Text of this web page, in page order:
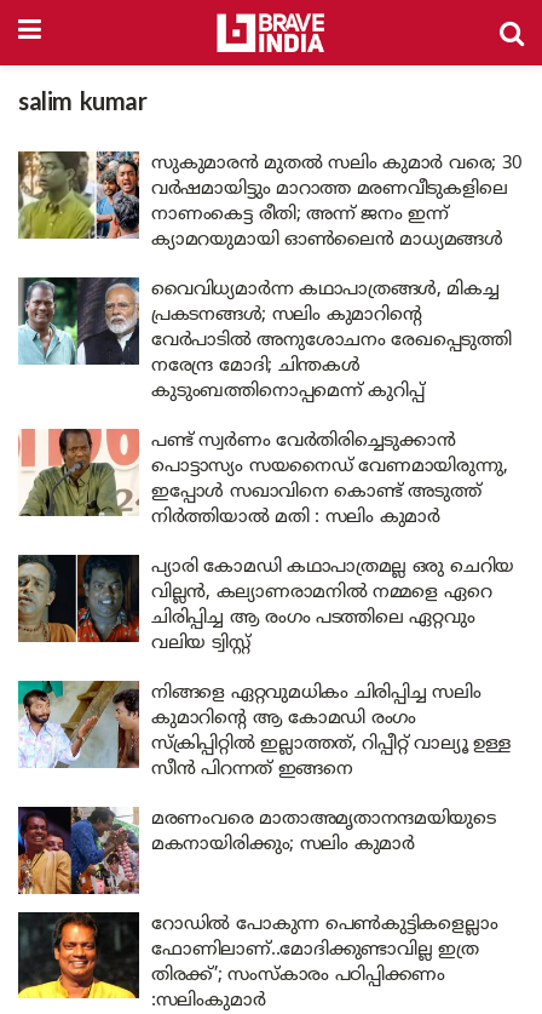
salim kumar
സുകുമാരൻ മുതൽ സലിം കുമാർ വരെ; 30
വർഷമായിട്ടും മാറാത്ത മരണവീടുകളിലെ
നാണംകെട്ട രീതി; അന്ന് ജനം ഇന്ന്
ക്യാമറയുമായി ഓൺലൈൻ മാധ്യമങ്ങൾ
വൈവിധ്യമാർന്ന കഥാപാത്രങ്ങൾ, മികച്ച
പ്രകടനങ്ങൾ; സലിം കുമാറിന്റെ
വേർപാടിൽ അനുശോചനം രേഖപ്പെടുത്തി
നരേന്ദ്ര മോദി; ചിന്തകൾ
കുടുംബത്തിനൊപ്പമെന്ന് കുറിപ്പ്
പണ്ട് സ്വർണം വേർതിരിച്ചെടുക്കാൻ
പൊട്ടാസ്യം സയനൈഡ് വേണമായിരുന്നു,
ഇപ്പോൾ സഖാവിനെ കൊണ്ട് അടുത്ത്
നിർത്തിയാൽ മതി : സലിം കുമാർ
പ്യാരി കോമഡി കഥാപാത്രമല്ല ഒരു ചെറിയ
വില്ലൻ, കല്യാണരാമനിൽ നമ്മളെ ഏറെ
ചിരിപ്പിച്ച ആ രംഗം പടത്തിലെ ഏറ്റവും
വലിയ ട്വിസ്റ്റ്
നിങ്ങളെ ഏറ്റവുമധികം ചിരിപ്പിച്ച സലിം
കുമാറിന്റെ ആ കോമഡി രംഗം
സ്‌ക്രിപ്പിറ്റിൽ ഇല്ലാത്തത്, റിപ്പീറ്റ് വാല്യൂ ഉള്ള
സീൻ പിറന്നത് ഇങ്ങനെ
മരണംവരെ മാതാഅമൃതാനന്ദമയിയുടെ
മകനായിരിക്കും; സലിം കുമാർ
റോഡിൽ പോകുന്ന പെണ്‍കുട്ടികളെല്ലാം
ഫോണിലാണ്..മോദിക്കുണ്ടാവില്ല ഇത്ര
തിരക്ക്’; സംസ്കാരം പഠിപ്പിക്കണം
:സലിംകുമാര്‍